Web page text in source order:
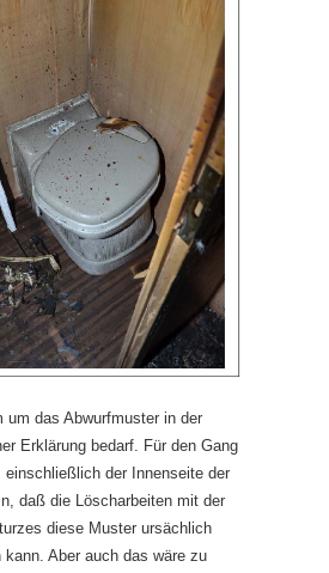
um das Abwurfmuster in der
Erklä­rung bedarf. Für den Gang
einschließlich der Innenseite der
daß die Löscharbeiten mit der
diese Muster ursächlich
kann. Aber auch das wäre zu